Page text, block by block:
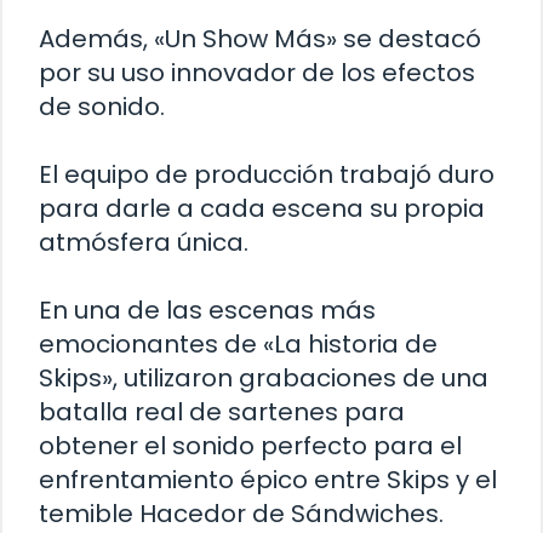
Además, «Un Show Más» se destacó
por su uso innovador de los efectos
de sonido.
El equipo de producción trabajó duro
para darle a cada escena su propia
atmósfera única.
En una de las escenas más
emocionantes de «La historia de
Skips», utilizaron grabaciones de una
batalla real de sartenes para
obtener el sonido perfecto para el
enfrentamiento épico entre Skips y el
temible Hacedor de Sándwiches.